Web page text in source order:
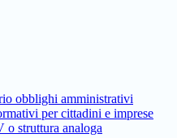
obblighi amministrativi
per cittadini e imprese
o struttura analoga